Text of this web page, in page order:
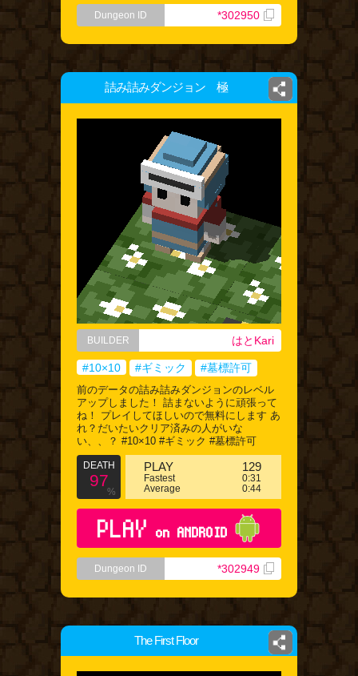
Dungeon ID *302950
詰み詰みダンジョン 極
BUILDER はとKari
#10×10 #ギミック #墓標許可
前のデータの詰み詰みダンジョンのレベル
アップしました！ 詰まないように頑張って
ね！ プレイしてほしいので無料にします あ
れ？だいたいクリア済みの人がいな
い、、？ #10×10 #ギミック #墓標許可
DEATH
97
%
PLAY 129
Fastest
0:31
Average
0:44
PLAY on ANDROID
Dungeon ID *302949
The First Floor